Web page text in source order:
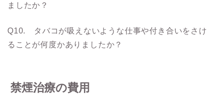
ましたか？
Q10. タバコが吸えないような仕事や付き合いをさけ
ることが何度かありましたか？
禁煙治療の費用